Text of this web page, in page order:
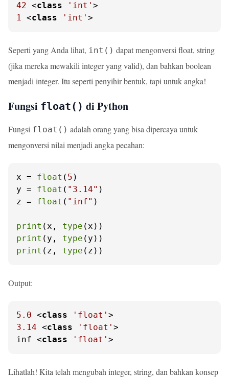
42 <class 'int'
1 <class 'int' >
Seperti yang Anda lihat, int() dapat mengonversi float, string
(jika mereka mewakili integer yang valid), dan bahkan boolean
menjadi integer. Itu seperti penyihir bentuk, tapi untuk angka!
Fungsi float() di Python
Fungsi float() adalah orang yang bisa dipercaya untuk
mengonversi nilai menjadi angka pecahan:
x = float ( 5 )
y = float ( "3.14" )
z = float ( "inf" )
print (x, type
print (y, type
print (z, type (z))
Output:
5.0 <class 'float'
3.14 <class 'float' >
inf <class 'float' >
Lihatlah! Kita telah mengubah integer, string, dan bahkan konsep